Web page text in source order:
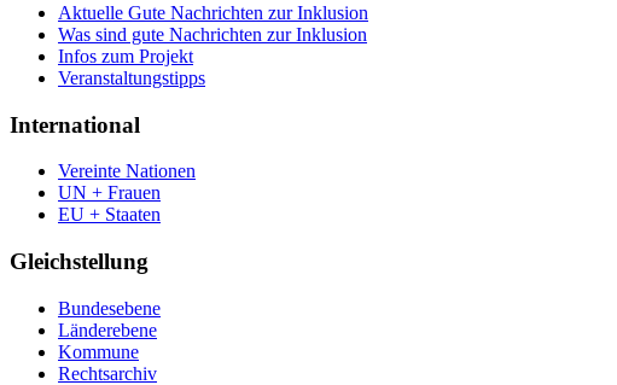
Aktuelle Gute Nachrichten zur Inklusion
Was sind gute Nachrichten zur Inklusion
Infos zum Projekt
Veranstaltungstipps
International
Vereinte Nationen
UN + Frauen
EU + Staaten
Gleichstellung
Bundesebene
Länderebene
Kommune
Rechtsarchiv